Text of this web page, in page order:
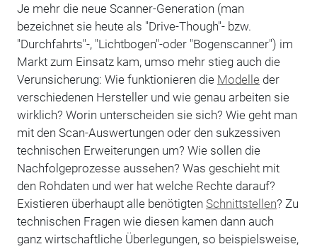
Je mehr die neue Scanner-Generation (man
bezeichnet sie heute als "Drive-Though"- bzw.
"Durchfahrts"-, "Lichtbogen"-oder "Bogenscanner") im
Markt zum Einsatz kam, umso mehr stieg auch die
Verunsicherung: Wie funktionieren die Modelle der
verschiedenen Hersteller und wie genau arbeiten sie
wirklich? Worin unterscheiden sie sich? Wie geht man
mit den Scan-Auswertungen oder den sukzessiven
technischen Erweiterungen um? Wie sollen die
Nachfolgeprozesse aussehen? Was geschieht mit
den Rohdaten und wer hat welche Rechte darauf?
Existieren überhaupt alle benötigten Schnittstellen? Zu
technischen Fragen wie diesen kamen dann auch
ganz wirtschaftliche Überlegungen, so beispielsweise,